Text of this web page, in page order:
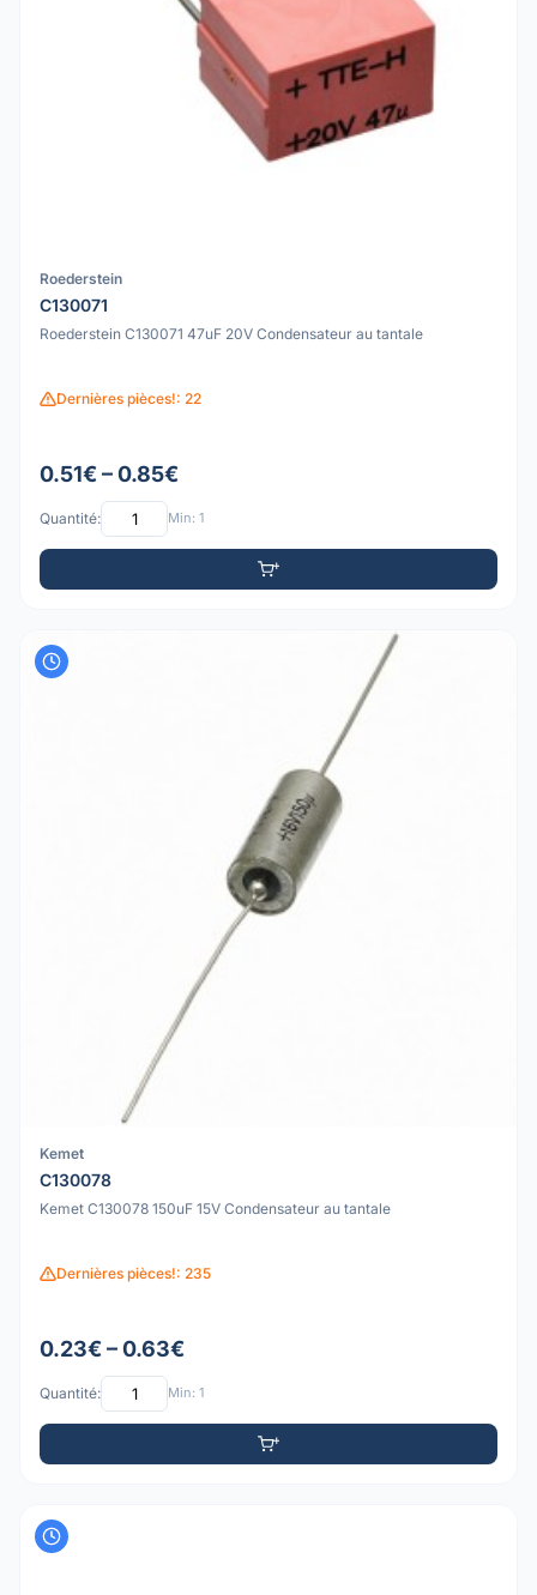
Roederstein
C130071
Roederstein C130071 47uF 20V Condensateur au tantale
Dernières pièces!: 22
0.51€ – 0.85€
Quantité: Min: 1
Kemet
C130078
Kemet C130078 150uF 15V Condensateur au tantale
Dernières pièces!: 235
0.23€ – 0.63€
Quantité: Min: 1